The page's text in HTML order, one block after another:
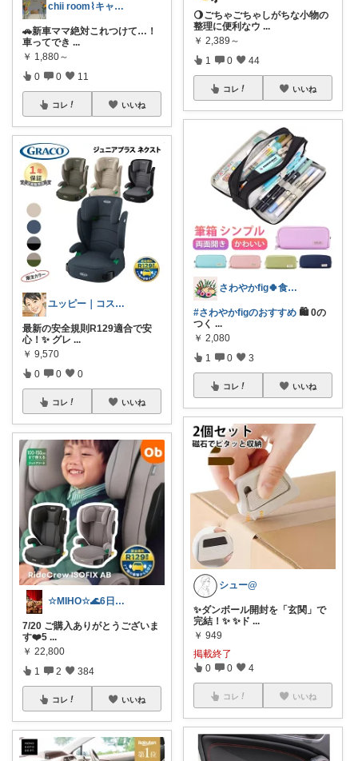
chii room⌇キャラ物苦手ママ
🚗新車ママ絶対これつけて…！
車ってでき ...
￥ 1,880～
0 0 11
コレ いいね
ユッピー｜コスメと子育てROOM
最新の安全規則R129適合で安
心！✨ グレ ...
￥ 9,570
0 0 0
コレ いいね
☆MIHO☆🌊6日感謝🍀
7/20 ご購入ありがとうございま
す❤️5 ...
￥ 22,800
1 2 384
コレ いいね
🌖ごちゃごちゃしがちな小物の
整理に便利なウ ...
￥ 2,389～
1 0 44
コレ いいね
さわやかfig🍀食と暮らしを楽しむ
#さわやかfigのおすすめ 🛍️ 0の
つく ...
￥ 2,080
1 0 3
コレ いいね
シュー@
✨ダンボール開封を「玄関」で
完結！✨ ✨ド ...
￥ 949
掲載終了
0 0 4
コレ いいね